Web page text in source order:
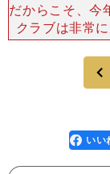
だからこそ、今
クラブは非常
る。そういう意
常に勝たなく
前
faceboo
k
いい